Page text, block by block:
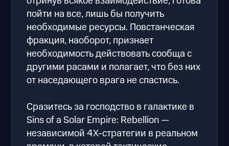
пойти на все, лишь бы получить
необходимые ресурсы. Повстанческая
фракция, наоборот, признает
необходимость действовать сообща с
другими расами и полагает, что без них
от наседающего врага не спастись.
Сразитесь за господство в галактике в
Sins of a Solar Empire: Rebellion —
независимой 4X-стратегии в реальном